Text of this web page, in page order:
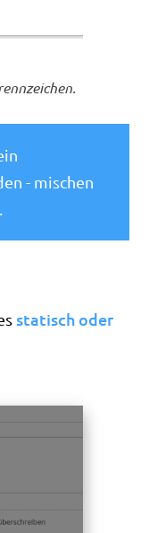
- mischen
statisch oder